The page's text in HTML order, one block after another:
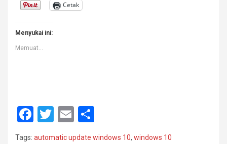
Cetak
Menyukai ini:
Memuat...
F
T
wi
E
m
h
Tags: automatic update windows 10, windows 10